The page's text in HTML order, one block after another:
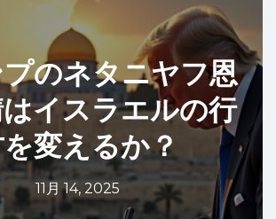
プのネタニヤフ恩
イスラエルの行
変えるか？
11月 14, 2025